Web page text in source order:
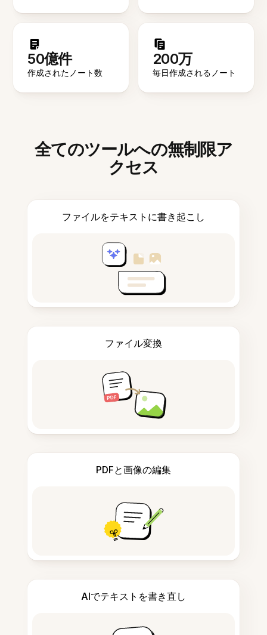
50億件
作成されたノート数
200万
毎日作成されるノート
全てのツールへの無制限ア
クセス
ファイルをテキストに書き起こし
ファイル変換
PDFと画像の編集
AIでテキストを書き直し